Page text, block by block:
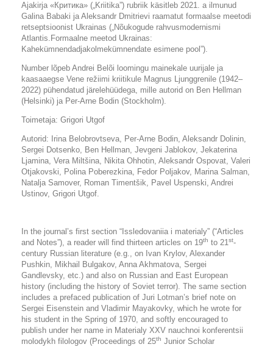
Ajakirja «Критика» („Kriitika”) rubriik käsitleb 2021. a ilmunud
Galina Babaki ja Aleksandr Dmitrievi raamatut formaalse meetodi
retseptsioonist Ukrainas („Nõukogude rahvusmodernismi
Atlantis.Formaalne meetod Ukrainas:
Kahekümnendadjakolmekümnendate esimene pool”).
Number lõpeb Andrei Belõi loomingu mainekale uurijale ja
kaasaaegse Vene režiimi kriitikule Magnus Ljunggrenile (1942–
2022) pühendatud järelehüüdega, mille autorid on Ben Hellman
(Helsinki) ja Per-Arne Bodin (Stockholm).
Toimetaja: Grigori Utgof
Autorid: Irina Belobrovtseva, Per-Arne Bodin, Aleksandr Dolinin,
Sergei Dotsenko, Ben Hellman, Jevgeni Jablokov, Jekaterina
Ljamina, Vera Miltšina, Nikita Ohhotin, Aleksandr Ospovat, Valeri
Otjakovski, Polina Poberezkina, Fedor Poljakov, Marina Salman,
Natalja Samover, Roman Timentšik, Pavel Uspenski, Andrei
Ustinov, Grigori Utgof.
In the journal’s first section “Issledovaniia i materialy” (“Articles
and Notes”), a reader will find thirteen articles on 19th to 21st-
century Russian literature (e.g., on Ivan Krylov, Alexander
Pushkin, Mikhail Bulgakov, Anna Akhmatova, Sergei
Gandlevsky, etc.) and also on Russian and East European
history (including the history of Soviet terror). The same section
includes a prefaced publication of Juri Lotman’s brief note on
Sergei Eisenstein and Vladimir Mayakovky, which he wrote for
his student in the Spring of 1970, and softly encouraged to
publish under her name in Materialy XXV nauchnoi konferentsii
molodykh filologov (Proceedings of 25th Junior Scholar